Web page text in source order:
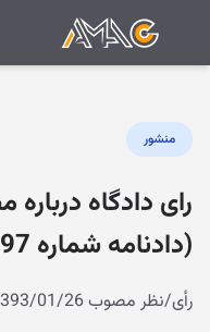
منشور
رای دادگاه
(دادنامه شماره 9309970224500097)
رأی/نظر مصوب 1393/01/26